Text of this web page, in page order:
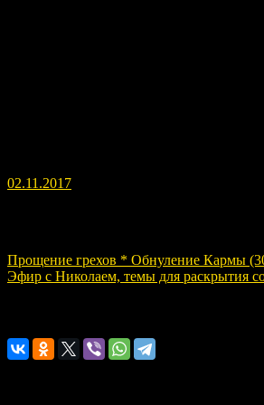
02.11.2017
Прощение грехов * Обнуление Кармы
Эфир с Николаем, темы для раскрытия